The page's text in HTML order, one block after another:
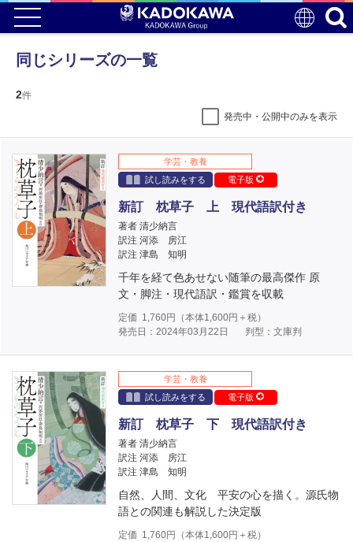
同じシリーズの一覧
2件
発売中・公開中のみを表示
学芸・教養
試し読みをする
電子版
新訂 枕草子 上 現代語訳付き
著者 清少納言
訳注 河添 房江
訳注 津島 知明
千年を経て色あせない随筆の最高傑作 原
文・脚注・現代語訳・鑑賞を収載
定価 1,760円（本体1,600円＋税）
発売日：2024年03月22日
判型：文庫判
学芸・教養
試し読みをする
電子版
新訂 枕草子 下 現代語訳付き
著者 清少納言
訳注 河添 房江
訳注 津島 知明
自然、人間、文化 平安の心を描く。源氏物
語との関連も解説した決定版
定価 1,760円（本体1,600円＋税）